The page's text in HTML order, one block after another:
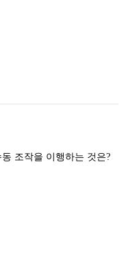
조작을 이행하는 것은?